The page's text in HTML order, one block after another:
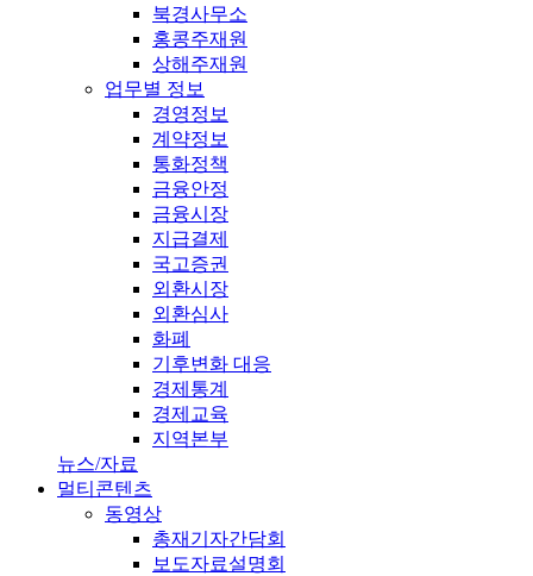
북경사무소
홍콩주재원
상해주재원
업무별 정보
경영정보
계약정보
통화정책
금융안정
금융시장
지급결제
국고증권
외환시장
외환심사
화폐
기후변화 대응
경제통계
경제교육
지역본부
뉴스/자료
멀티콘텐츠
동영상
총재기자간담회
보도자료설명회